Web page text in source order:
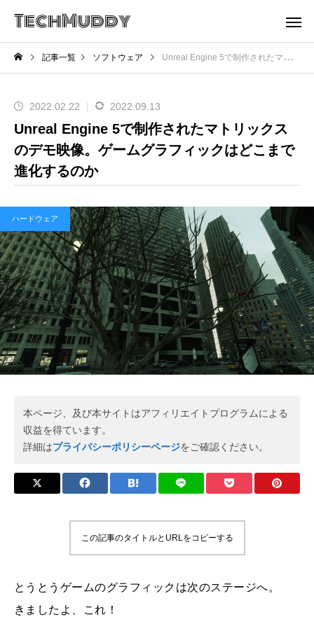
TechMuddy
記事一覧 ソフトウェア Unreal Engine 5で制作されたマトリックスのデモ映像。ゲームグラフィックはどこまで進化するのか
2022.02.22 2022.09.13
Unreal Engine 5で制作されたマトリックス
のデモ映像。ゲームグラフィックはどこまで
進化するのか
ハードウェア
本ページ、及び本サイトはアフィリエイトプログラムによる
収益を得ています。
詳細はプライバシーポリシーページをご確認ください。
この記事のタイトルとURLをコピーする
とうとうゲームのグラフィックは次のステージへ。
きましたよ、これ！